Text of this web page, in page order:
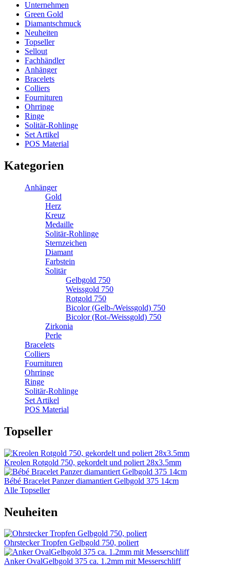
Unternehmen
Green Gold
Diamantschmuck
Neuheiten
Topseller
Sellout
Fachhändler
Anhänger
Bracelets
Colliers
Fournituren
Ohrringe
Ringe
Solitär-Rohlinge
Set Artikel
POS Material
Kategorien
Anhänger
Gold
Herz
Kreuz
Medaille
Solitär-Rohlinge
Sternzeichen
Diamant
Farbstein
Solitär
Gelbgold 750
Weissgold 750
Rotgold 750
Bicolor (Gelb-/Weissgold) 750
Bicolor (Rot-/Weissgold) 750
Zirkonia
Perle
Bracelets
Colliers
Fournituren
Ohrringe
Ringe
Solitär-Rohlinge
Set Artikel
POS Material
Topseller
Kreolen Rotgold 750, gekordelt und poliert 28x3.5mm
Bébé Bracelet Panzer diamantiert Gelbgold 375 14cm
Alle Topseller
Neuheiten
Ohrstecker Tropfen Gelbgold 750, poliert
Anker OvalGelbgold 375 ca. 1.2mm mit Messerschliff